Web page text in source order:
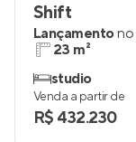
Shift
Lançamentono
23 m²
studio
Venda a partir de
R$ 432.230